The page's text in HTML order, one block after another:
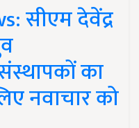
सीएम देवेंद्र
का
नवाचार को